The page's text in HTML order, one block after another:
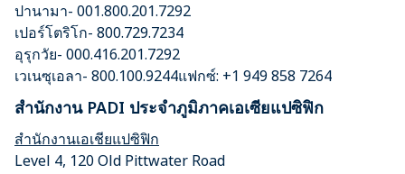
ปานามา- 001.800.201.7292
เปอร์โตริโก- 800.729.7234
อุรุกวัย- 000.416.201.7292
เวเนซุเอลา- 800.100.9244แฟกซ์: +1 949 858 7264
สำนักงาน PADI ประจำภูมิภาคเอเซียแปซิฟิก
สำนักงานเอเชียแปซิฟิก
Level 4, 120 Old Pittwater Road